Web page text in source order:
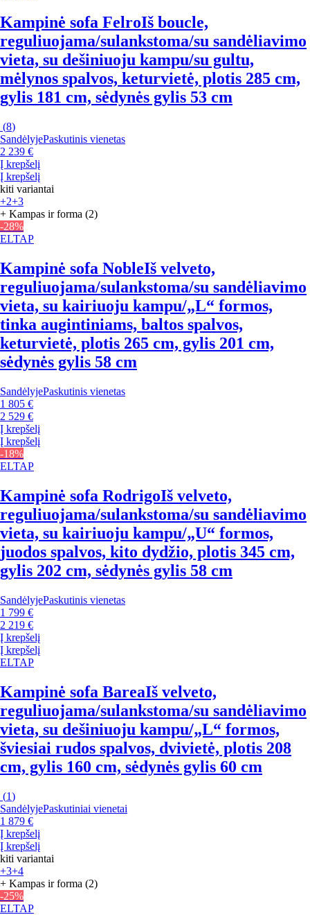
Kampinė sofa FelroIš boucle,
reguliuojama/sulankstoma/su sandėliavimo
vieta, su dešiniuoju kampu/su gultu,
mėlynos spalvos, keturvietė, plotis 285 cm,
gylis 181 cm, sėdynės gylis 53 cm
(8)
SandėlyjePaskutinis vienetas
2 239 €
Į krepšelį
Į krepšelį
kiti variantai
+2+3
+ Kampas ir forma (2)
-28%
ELTAP
Kampinė sofa NobleIš velveto,
reguliuojama/sulankstoma/su sandėliavimo
vieta, su kairiuoju kampu/„L“ formos,
tinka augintiniams, baltos spalvos,
keturvietė, plotis 265 cm, gylis 201 cm,
sėdynės gylis 58 cm
SandėlyjePaskutinis vienetas
1 805 €
2 529 €
Į krepšelį
Į krepšelį
-18%
ELTAP
Kampinė sofa RodrigoIš velveto,
reguliuojama/sulankstoma/su sandėliavimo
vieta, su kairiuoju kampu/„U“ formos,
juodos spalvos, kito dydžio, plotis 345 cm,
gylis 202 cm, sėdynės gylis 58 cm
SandėlyjePaskutinis vienetas
1 799 €
2 219 €
Į krepšelį
Į krepšelį
ELTAP
Kampinė sofa BareaIš velveto,
reguliuojama/sulankstoma/su sandėliavimo
vieta, su dešiniuoju kampu/„L“ formos,
šviesiai rudos spalvos, dvivietė, plotis 208
cm, gylis 160 cm, sėdynės gylis 60 cm
(1)
SandėlyjePaskutiniai vienetai
1 879 €
Į krepšelį
Į krepšelį
kiti variantai
+3+4
+ Kampas ir forma (2)
-25%
ELTAP